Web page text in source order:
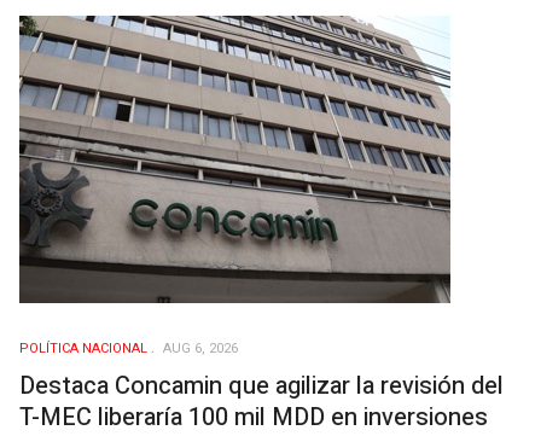
POLÍ­TICA NACIONAL AUG 6, 2026
Destaca Concamin que agilizar la revisión del
T-MEC liberaría 100 mil MDD en inversiones